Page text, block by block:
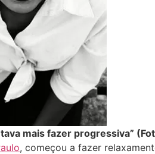
mais fazer progressiva”
, começou a fazer